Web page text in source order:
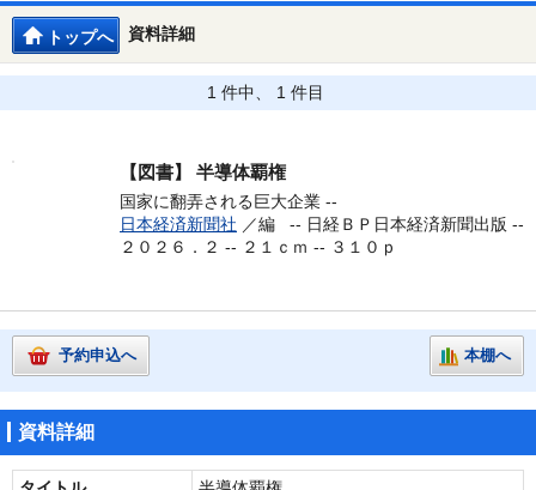
資料詳細
トップへ
1 件中、 1 件目
【図書】 半導体覇権
国家に翻弄される巨大企業 --
日本経済新聞社 ／編 -- 日経ＢＰ日本経済新聞出版 --
２０２６．２ -- ２１ｃｍ -- ３１０ｐ
予約申込へ 本棚へ
資料詳細